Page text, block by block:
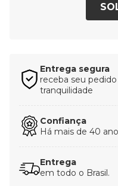
Entrega segura
receba seu
tranquilidade
Confiança
Há mais de 40
Entrega
em todo o Brasil.